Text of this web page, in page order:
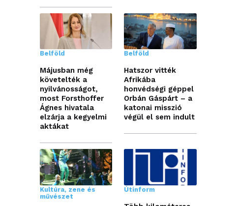
Belföld
Májusban még
követelték a
nyilvánosságot,
most Forsthoffer
Ágnes hivatala
elzárja a kegyelmi
aktákat
Belföld
Hatszor vitték
Afrikába
honvédségi géppel
Orbán Gáspárt – a
katonai misszió
végül el sem indult
Kultúra, zene és
művészet
Útinform